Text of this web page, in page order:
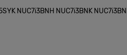
NUC7i3BNH NUC7i3BNK